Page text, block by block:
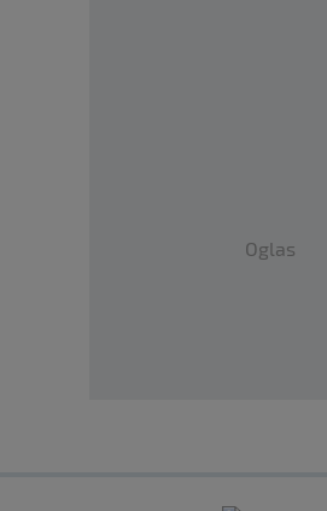
Oglas